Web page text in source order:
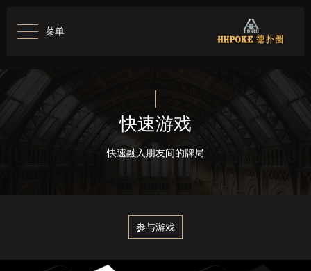
菜单
快速游戏
快速融入朋友间的牌局
参与游戏